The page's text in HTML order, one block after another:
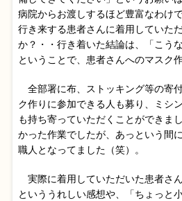
病院からお渡しするほど豊富なわけ
行き来する患者さんに着用していた
か？・・行き着いた結論は、「こう
ということで、患者さんへのマスク
全部署に布、ストッキング等の寄
ク作りに参加できる人も募り、ミシ
も持ち寄っていただくことができま
かった作業でしたが、あっという間
職人となってました（笑）。
実際に着用していただいた患者さ
といううれしい感想や、「ちょっと